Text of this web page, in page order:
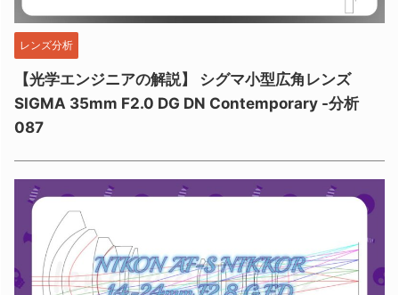
レンズ分析
【光学エンジニアの解説】 シグマ小型広角レンズ
SIGMA 35mm F2.0 DG DN Contemporary -分析
087